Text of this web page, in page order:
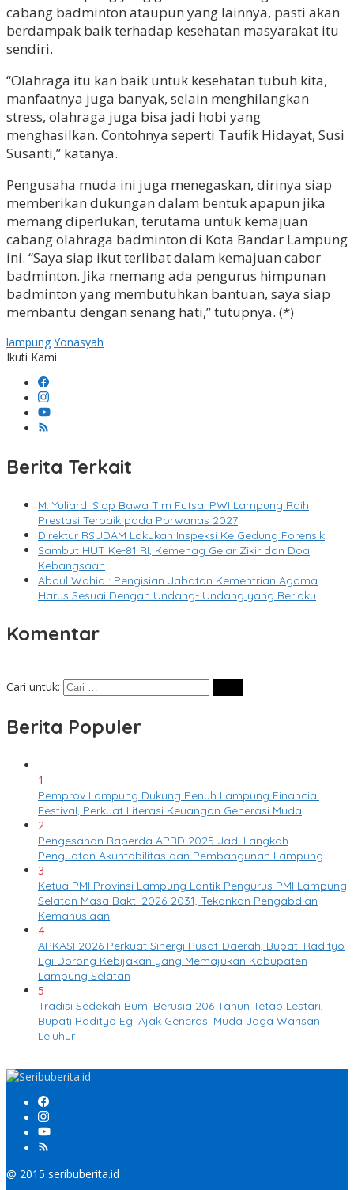
cabang badminton ataupun yang lainnya, pasti akan
berdampak baik terhadap kesehatan masyarakat itu
sendiri.
“Olahraga itu kan baik untuk kesehatan tubuh kita,
manfaatnya juga banyak, selain menghilangkan
stress, olahraga juga bisa jadi hobi yang
menghasilkan. Contohnya seperti Taufik Hidayat, Susi
Susanti,” katanya.
Pengusaha muda ini juga menegaskan, dirinya siap
memberikan dukungan dalam bentuk apapun jika
memang diperlukan, terutama untuk kemajuan
cabang olahraga badminton di Kota Bandar Lampung
ini. “Saya siap ikut terlibat dalam kemajuan cabor
badminton. Jika memang ada pengurus himpunan
badminton yang membutuhkan bantuan, saya siap
membantu dengan senang hati,” tutupnya. (*)
lampung Yonasyah
Ikuti Kami
Berita Terkait
M. Yuliardi Siap Bawa Tim Futsal PWI Lampung Raih
Prestasi Terbaik pada Porwanas 2027
Direktur RSUDAM Lakukan Inspeksi Ke Gedung Forensik
Sambut HUT Ke-81 RI, Kemenag Gelar Zikir dan Doa
Kebangsaan
Abdul Wahid : Pengisian Jabatan Kementrian Agama
Harus Sesuai Dengan Undang- Undang yang Berlaku
Komentar
Cari untuk:
Berita Populer
1
Pemprov Lampung Dukung Penuh Lampung Financial
Festival, Perkuat Literasi Keuangan Generasi Muda
2
Pengesahan Raperda APBD 2025 Jadi Langkah
Penguatan Akuntabilitas dan Pembangunan Lampung
3
Ketua PMI Provinsi Lampung Lantik Pengurus PMI Lampung
Selatan Masa Bakti 2026-2031, Tekankan Pengabdian
Kemanusiaan
4
APKASI 2026 Perkuat Sinergi Pusat-Daerah, Bupati Radityo
Egi Dorong Kebijakan yang Memajukan Kabupaten
Lampung Selatan
5
Tradisi Sedekah Bumi Berusia 206 Tahun Tetap Lestari,
Bupati Radityo Egi Ajak Generasi Muda Jaga Warisan
Leluhur
@ 2015 seribuberita.id